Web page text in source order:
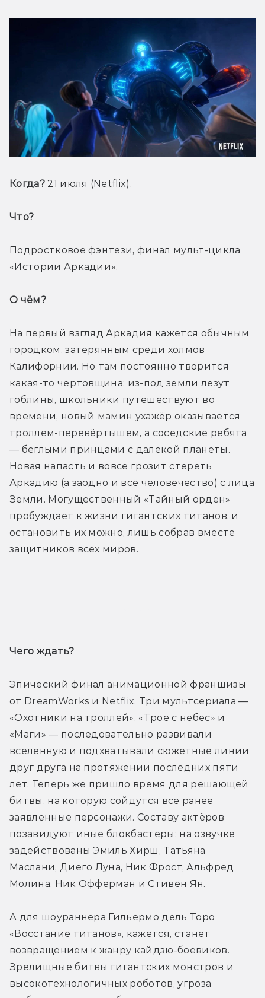
Когда? 21 июля (Netflix).
Что?
Подростковое фэнтези, финал мульт-цикла
«Истории Аркадии».
О чём?
На первый взгляд Аркадия кажется обычным
городком, затерянным среди холмов
Калифорнии. Но там постоянно творится
какая-то чертовщина: из-под земли лезут
гоблины, школьники путешествуют во
времени, новый мамин ухажёр оказывается
троллем-перевёртышем, а соседские ребята
— беглыми принцами с далёкой планеты.
Новая напасть и вовсе грозит стереть
Аркадию (а заодно и всё человечество) с лица
Земли. Могущественный «Тайный орден»
пробуждает к жизни гигантских титанов, и
остановить их можно, лишь собрав вместе
защитников всех миров.
Чего ждать?
Эпический финал анимационной франшизы
от DreamWorks и Netflix. Три мультсериала —
«Охотники на троллей», «Трое с небес» и
«Маги» — последовательно развивали
вселенную и подхватывали сюжетные линии
друг друга на протяжении последних пяти
лет. Теперь же пришло время для решающей
битвы, на которую сойдутся все ранее
заявленные персонажи. Составу актёров
позавидуют иные блокбастеры: на озвучке
задействованы Эмиль Хирш, Татьяна
Маслани, Диего Луна, Ник Фрост, Альфред
Молина, Ник Офферман и Стивен Ян.
А для шоураннера Гильермо дель Торо
«Восстание титанов», кажется, станет
возвращением к жанру кайдзю-боевиков.
Зрелищные битвы гигантских монстров и
высокотехнологичных роботов, угроза